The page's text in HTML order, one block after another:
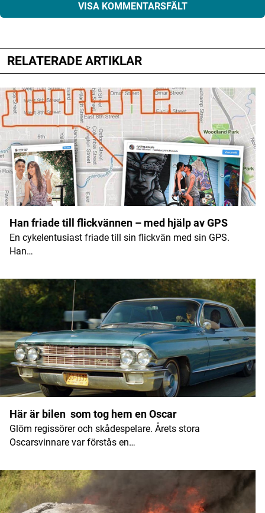
VISA KOMMENTARSFÄLT
Din e-postadress kommer inte publiceras.
Obligatoriska fält är märkta*
Kommentar*
Namn*
E-postadress
RELATERADE ARTIKLAR
Han friade till flickvännen – med hjälp av GPS
En cykelentusiast friade till sin flickvän med sin GPS.
Han…
Här är bilen som tog hem en Oscar
Glöm regissörer och skådespelare. Årets stora
Oscarsvinnare var förstås en…